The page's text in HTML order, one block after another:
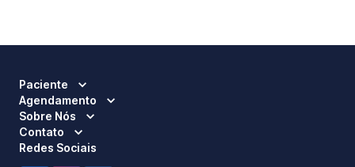
Paciente
Agendamento
Sobre Nós
Contato
Redes Sociais